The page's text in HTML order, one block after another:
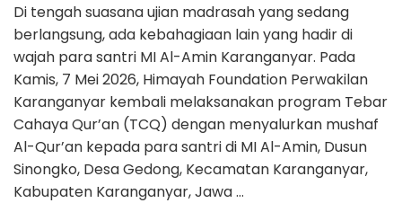
Di tengah suasana ujian madrasah yang sedang
berlangsung, ada kebahagiaan lain yang hadir di
wajah para santri MI Al-Amin Karanganyar. Pada
Kamis, 7 Mei 2026, Himayah Foundation Perwakilan
Karanganyar kembali melaksanakan program Tebar
Cahaya Qur’an (TCQ) dengan menyalurkan mushaf
Al-Qur’an kepada para santri di MI Al-Amin, Dusun
Sinongko, Desa Gedong, Kecamatan Karanganyar,
Kabupaten Karanganyar, Jawa …